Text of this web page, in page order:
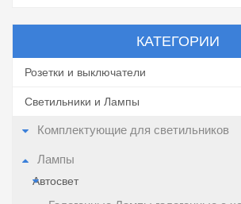
КАТЕГОРИИ
Розетки и выключатели
Светильники и Лампы
Комплектующие для светильников
Лампы
Автосвет